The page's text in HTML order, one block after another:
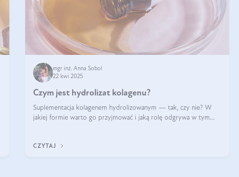
mgr inż. Anna Sobol
22 kwi 2025
Czym jest hydrolizat kolagenu?
Suplementacja kolagenem hydrolizowanym — tak, czy nie? W
jakiej formie warto go przyjmować i jaką rolę odgrywa w tym
CZYTAJ